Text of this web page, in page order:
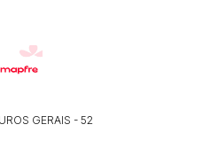
GERAIS - 52
lances ou